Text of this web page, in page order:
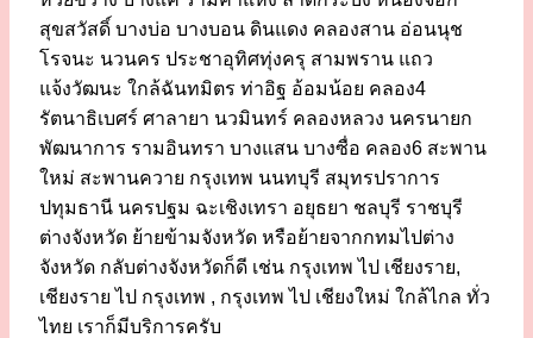
สุขสวัสดิ์ บางบ่อ บางบอน ดินแดง คลองสาน อ่อนนุช
โรจนะ นวนคร ประชาอุทิศทุ่งครุ สามพราน แถว
แจ้งวัฒนะ ใกล้ฉันทมิตร ท่าอิฐ อ้อมน้อย คลอง4
รัตนาธิเบศร์ ศาลายา นวมินทร์ คลองหลวง นครนายก
พัฒนาการ รามอินทรา บางแสน บางซื่อ คลอง6 สะพาน
ใหม่ สะพานควาย กรุงเทพ นนทบุรี สมุทรปราการ
ปทุมธานี นครปฐม ฉะเชิงเทรา อยุธยา ชลบุรี ราชบุรี
ต่างจังหวัด ย้ายข้ามจังหวัด หรือย้ายจากกทมไปต่าง
จังหวัด กลับต่างจังหวัดก็ดี เช่น กรุงเทพ ไป เชียงราย,
เชียงราย ไป กรุงเทพ , กรุงเทพ ไป เชียงใหม่ ใกล้ไกล ทั่ว
ไทย เราก็มีบริการครับ